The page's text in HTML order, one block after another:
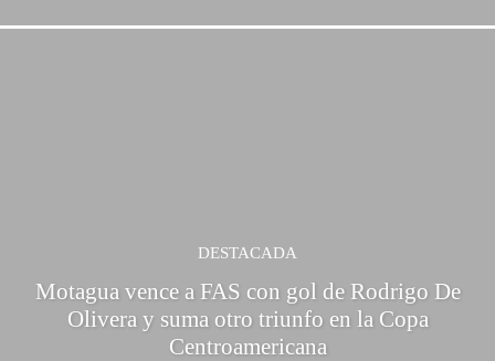
DESTACADA
Motagua vence a FAS con gol de Rodrigo De
Olivera y suma otro triunfo en la Copa
Centroamericana